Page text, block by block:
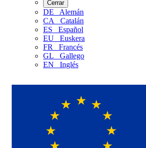
Cerrar
DE
Alemán
CA
Catalán
ES
Español
EU
Euskera
FR
Francés
GL
Gallego
EN
Inglés